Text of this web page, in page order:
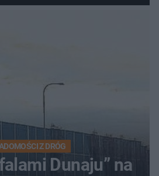
Z DRÓG
Dunaju” na